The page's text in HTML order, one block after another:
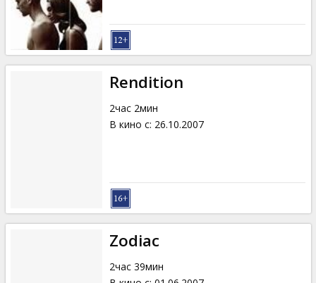
Rendition
2час 2мин
В кино с: 26.10.2007
Zodiac
2час 39мин